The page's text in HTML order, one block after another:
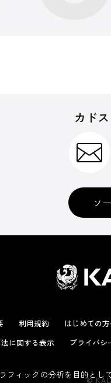
カド
ソ
利用規約 はじめての
に関する表示
プライバシ
©
ィックの分析を目的とし